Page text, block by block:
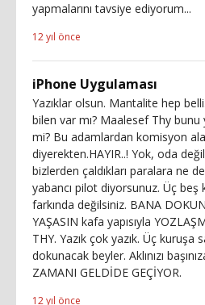
yapmalarını tavsiye ediyorum...
12 yıl önce
iPhone Uygulaması
Yazıklar olsun. Mantalite hep
bilen var mı? Maalesef Thy bunu
mi? Bu adamlardan komisyon
diyerekten.HAYIR..! Yok, oda
bizlerden çaldıkları paralara ne
yabancı pilot diyorsunuz. Üç beş
farkında değilsiniz. BANA
YAŞASIN kafa yapısıyla
THY. Yazık çok yazık. Üç kuruşa
dokunacak beyler. Aklınızı
ZAMANI GELDİDE GEÇİYOR.
12 yıl önce